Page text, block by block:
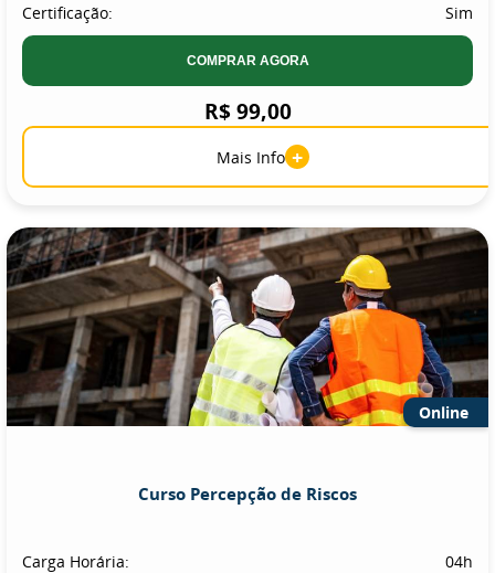
Certificação:
Sim
COMPRAR AGORA
R$ 99,00
Mais Info +
Online
Curso Percepção de Riscos
Carga Horária:
04h